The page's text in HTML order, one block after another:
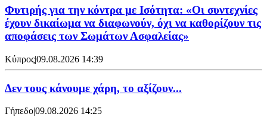
Φυτιρής για την κόντρα με Ισότητα: «Οι συντεχνίες
έχουν δικαίωμα να διαφωνούν, όχι να καθορίζουν τις
αποφάσεις των Σωμάτων Ασφαλείας»
Κύπρος|09.08.2026 14:39
Δεν τους κάνουμε χάρη, το αξίζουν...
Γήπεδο|09.08.2026 14:25